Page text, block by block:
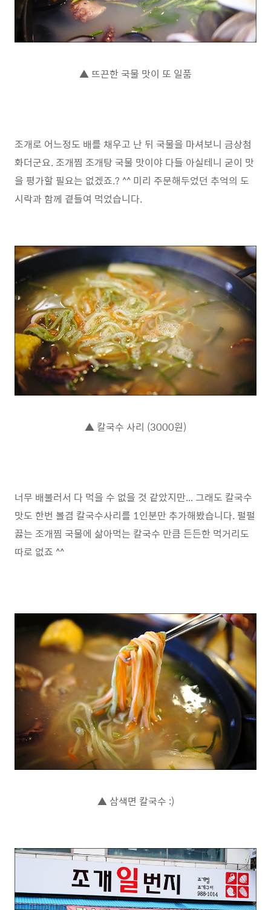
▲ 뜨끈한 국물 맛이 또 일품
조개로 어느정도 배를 채우고 난 뒤 국물을 마셔보니 금상첨
화더군요. 조개찜 조개탕 국물 맛이야 다들 아실테니 굳이 맛
을 평가할 필요는 없겠죠.? ^^ 미리 주문해두었던 추억의 도
시락과 함께 곁들여 먹었습니다.
▲ 칼국수 사리 (3000원)
너무 배불러서 다 먹을 수 없을 것 같았지만... 그래도 칼국수
맛도 한번 볼겸 칼국수사리를 1인분만 추가해봤습니다. 펄펄
끓는 조개찜 국물에 삶아먹는 칼국수 만큼 든든한 먹거리도
따로 없죠 ^^
▲ 삼색면 칼국수 :)